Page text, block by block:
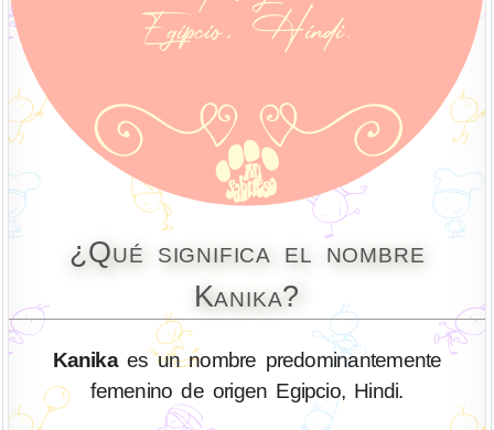
¿Qué significa el nombre
Kanika?
Kanikaes un nombre predominantemente
femenino de origen Egipcio, Hindi.